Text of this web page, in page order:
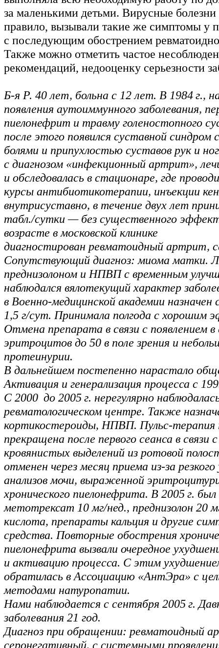
за маленькими детьми. Вирусные болезни
правило, вызывали такие же симптомы у
с последующим обострением
Также можно отметить частое
рекомендаций, недооценку серьезности
Б-я Р. 40 лет, больна с 12 лет. В 1984 г.,
появления аутоиммунного заболевания,
пиелонефрит и травму голеностопного
после этого появился суставной
болями и припухлостью суставов рук и
с диагнозом «инфекционный артрит»,
и обследовалась в стационаре, где
курсы антибиотикотерапии, инъекции
внутрисуставно, в течение двух лет
табл./сутки — без существенного
возрасте в московской клинике
диагностирован ревматоидный артрит,
Сопутствующий диагноз: миома матки.
преднизолоном и НПВП с временным
наблюдался вялотекущий характер
в Военно-медицинской академии назначен
1,5 г/сут. Принимала полгода с хорошим
Отмена препарата в связи с появлением в
эритроцитов до 50 в поле зрения и
протеинурии.
В дальнейшем постепенно нарастало
Активация и генерализация процесса с
С 2000 до 2005 г. нерегулярно
ревматологическом центре. Также
кортикостероиды, НПВП. Пульс-терапия
прекращена после первого сеанса в связи
кровянистых выделений из ротовой
отменен через месяц приема из-за
анализов мочи, выраженной
хронического пиелонефрита. В 2005 г. был
метотрексат 10 мг/нед., преднизолон 20
кислота, препараты кальция и другие
средства. Повторные обострения
пиелонефрита вызвали очередное
и активацию процесса. С этим
обратилась в Ассоциацию «АнтЭра» с
методами натуропатии.
Нами наблюдается с сентября 2005 г.
заболевания 21 год.
Диагноз при обращении: ревматоидный
серонегативный, с системными